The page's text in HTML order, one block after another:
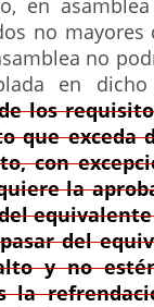
en
no
no
en
los
que exceda
con
la
del
y no
la